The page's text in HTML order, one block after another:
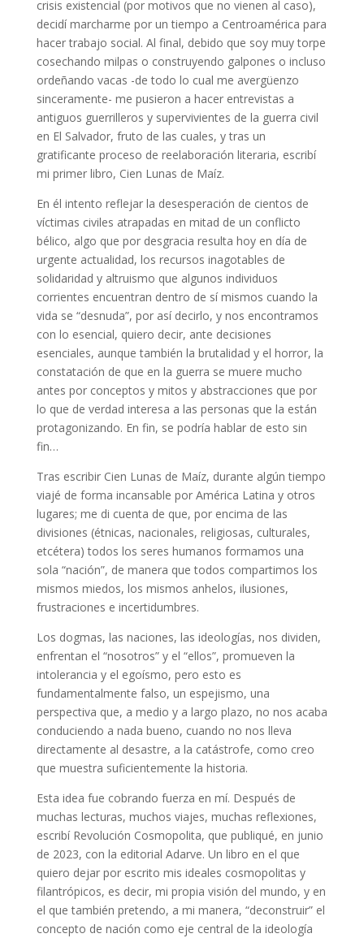
crisis existencial (por motivos que no vienen al caso),
decidí marcharme por un tiempo a Centroamérica para
hacer trabajo social. Al final, debido que soy muy torpe
cosechando milpas o construyendo galpones o incluso
ordeñando vacas -de todo lo cual me avergüenzo
sinceramente- me pusieron a hacer entrevistas a
antiguos guerrilleros y supervivientes de la guerra civil
en El Salvador, fruto de las cuales, y tras un
gratificante proceso de reelaboración literaria, escribí
mi primer libro, Cien Lunas de Maíz.
En él intento reflejar la desesperación de cientos de
víctimas civiles atrapadas en mitad de un conflicto
bélico, algo que por desgracia resulta hoy en día de
urgente actualidad, los recursos inagotables de
solidaridad y altruismo que algunos individuos
corrientes encuentran dentro de sí mismos cuando la
vida se “desnuda”, por así decirlo, y nos encontramos
con lo esencial, quiero decir, ante decisiones
esenciales, aunque también la brutalidad y el horror, la
constatación de que en la guerra se muere mucho
antes por conceptos y mitos y abstracciones que por
lo que de verdad interesa a las personas que la están
protagonizando. En fin, se podría hablar de esto sin
fin…
Tras escribir Cien Lunas de Maíz, durante algún tiempo
viajé de forma incansable por América Latina y otros
lugares; me di cuenta de que, por encima de las
divisiones (étnicas, nacionales, religiosas, culturales,
etcétera) todos los seres humanos formamos una
sola “nación”, de manera que todos compartimos los
mismos miedos, los mismos anhelos, ilusiones,
frustraciones e incertidumbres.
Los dogmas, las naciones, las ideologías, nos dividen,
enfrentan el “nosotros” y el “ellos”, promueven la
intolerancia y el egoísmo, pero esto es
fundamentalmente falso, un espejismo, una
perspectiva que, a medio y a largo plazo, no nos acaba
conduciendo a nada bueno, cuando no nos lleva
directamente al desastre, a la catástrofe, como creo
que muestra suficientemente la historia.
Esta idea fue cobrando fuerza en mí. Después de
muchas lecturas, muchos viajes, muchas reflexiones,
escribí Revolución Cosmopolita, que publiqué, en junio
de 2023, con la editorial Adarve. Un libro en el que
quiero dejar por escrito mis ideales cosmopolitas y
filantrópicos, es decir, mi propia visión del mundo, y en
el que también pretendo, a mi manera, “deconstruir” el
concepto de nación como eje central de la ideología